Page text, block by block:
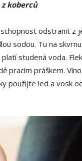
koberců
odstranit z
sodou. Tu na
studená voda.
pracím práškem.
použijte led a vosk